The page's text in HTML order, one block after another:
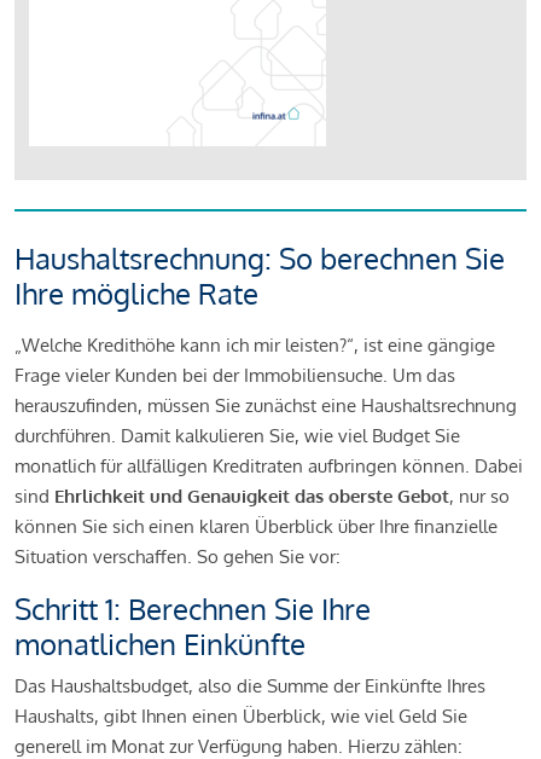
Haushaltsrechnung: So berechnen Sie
Ihre mögliche Rate
„Welche Kredithöhe kann ich mir leisten?“, ist eine gängige
Frage vieler Kunden bei der Immobiliensuche. Um das
herauszufinden, müssen Sie zunächst eine Haushaltsrechnung
durchführen. Damit kalkulieren Sie, wie viel Budget Sie
monatlich für allfälligen Kreditraten aufbringen können. Dabei
sind Ehrlichkeit und Genauigkeit das oberste Gebot, nur so
können Sie sich einen klaren Überblick über Ihre finanzielle
Situation verschaffen. So gehen Sie vor:
Schritt 1: Berechnen Sie Ihre
monatlichen Einkünfte
Das Haushaltsbudget, also die Summe der Einkünfte Ihres
Haushalts, gibt Ihnen einen Überblick, wie viel Geld Sie
generell im Monat zur Verfügung haben. Hierzu zählen: